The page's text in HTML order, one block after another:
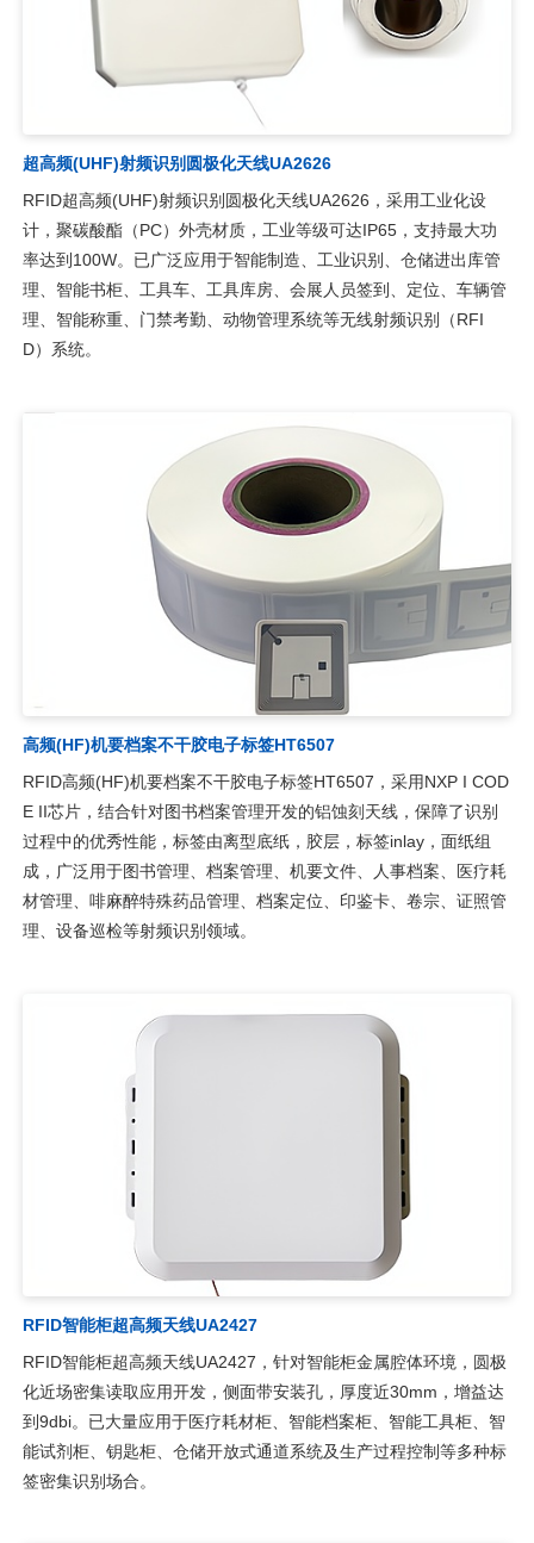
超高频(UHF)射频识别圆极化天线UA2626
RFID超高频(UHF)射频识别圆极化天线UA2626，采用工业化设
计，聚碳酸酯（PC）外壳材质，工业等级可达IP65，支持最大功
率达到100W。已广泛应用于智能制造、工业识别、仓储进出库管
理、智能书柜、工具车、工具库房、会展人员签到、定位、车辆管
理、智能称重、门禁考勤、动物管理系统等无线射频识别（RFI
D）系统。
高频(HF)机要档案不干胶电子标签HT6507
RFID高频(HF)机要档案不干胶电子标签HT6507，采用NXP I COD
E II芯片，结合针对图书档案管理开发的铝蚀刻天线，保障了识别
过程中的优秀性能，标签由离型底纸，胶层，标签inlay，面纸组
成，广泛用于图书管理、档案管理、机要文件、人事档案、医疗耗
材管理、啡麻醉特殊药品管理、档案定位、印鉴卡、卷宗、证照管
理、设备巡检等射频识别领域。
RFID智能柜超高频天线UA2427
RFID智能柜超高频天线UA2427，针对智能柜金属腔体环境，圆极
化近场密集读取应用开发，侧面带安装孔，厚度近30mm，增益达
到9dbi。已大量应用于医疗耗材柜、智能档案柜、智能工具柜、智
能试剂柜、钥匙柜、仓储开放式通道系统及生产过程控制等多种标
签密集识别场合。